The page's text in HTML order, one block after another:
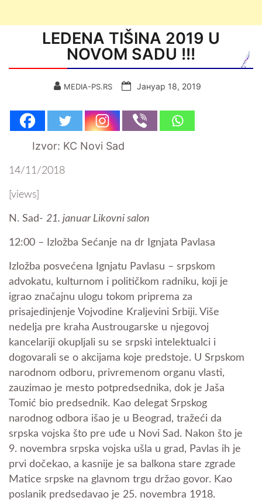
LEDENA TIŠINA 2019 U
NOVOM SADU !!!
MEDIA-PS.RS Јануар 18, 2019
Izvor: KC Novi Sad
14/11/2018
[views]
N. Sad- 21. januar Likovni salon
12:00 – Izložba Sećanje na dr Ignjata Pavlasa
Izložba posvećena Ignjatu Pavlasu – srpskom
advokatu, kulturnom i političkom radniku, koji je
igrao značajnu ulogu tokom priprema za
prisajedinjenje Vojvodine Kraljevini Srbiji. Više
nedelja pre kraha Austrougarske u njegovoj
kancelariji okupljali su se srpski intelektualci i
dogovarali se o akcijama koje predstoje. U Srpskom
narodnom odboru, privremenom organu vlasti,
zauzimao je mesto potpredsednika, dok je Jaša
Tomić bio predsednik. Kao delegat Srpskog
narodnog odbora išao je u Beograd, tražeći da
srpska vojska što pre uđe u Novi Sad. Nakon što je
9. novembra srpska vojska ušla u grad, Pavlas ih je
prvi dočekao, a kasnije je sa balkona stare zgrade
Matice srpske na glavnom trgu držao govor. Kao
poslanik predsedavao je 25. novembra 1918.